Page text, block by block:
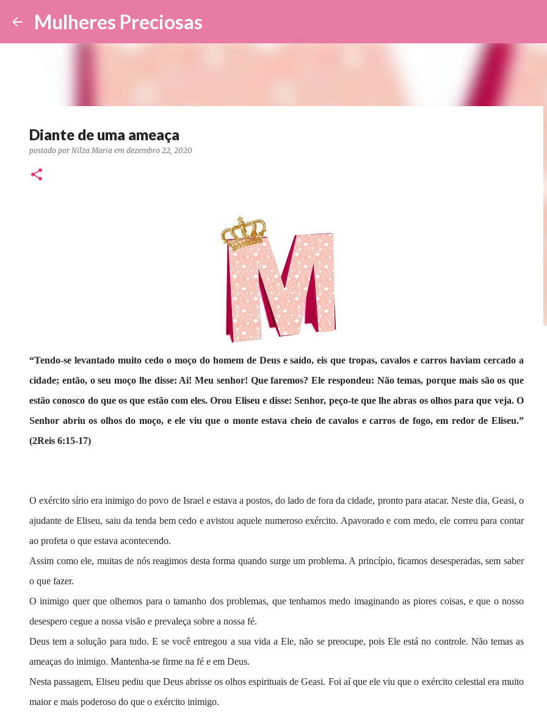
Mulheres Preciosas
Diante de uma ameaça
postado por Nilza Maria em dezembro 22, 2020
“Tendo-se levantado muito cedo o moço do homem de Deus e saído, eis que tropas, cavalos e carros haviam cercado a
cidade; então, o seu moço lhe disse: Ai! Meu senhor! Que faremos? Ele respondeu: Não temas, porque mais são os que
estão conosco do que os que estão com eles. Orou Eliseu e disse: Senhor, peço-te que lhe abras os olhos para que veja. O
Senhor abriu os olhos do moço, e ele viu que o monte estava cheio de cavalos e carros de fogo, em redor de Eliseu.”
(2Reis 6:15-17)
O exército sírio era inimigo do povo de Israel e estava a postos, do lado de fora da cidade, pronto para atacar. Neste dia, Geasi, o
ajudante de Eliseu, saiu da tenda bem cedo e avistou aquele numeroso exército. Apavorado e com medo, ele correu para contar
ao profeta o que estava acontecendo.
Assim como ele, muitas de nós reagimos desta forma quando surge um problema. A princípio, ficamos desesperadas, sem saber
o que fazer.
O inimigo quer que olhemos para o tamanho dos problemas, que tenhamos medo imaginando as piores coisas, e que o nosso
desespero cegue a nossa visão e prevaleça sobre a nossa fé.
Deus tem a solução para tudo. E se você entregou a sua vida a Ele, não se preocupe, pois Ele está no controle. Não temas as
ameaças do inimigo. Mantenha-se firme na fé e em Deus.
Nesta passagem, Eliseu pediu que Deus abrisse os olhos espirituais de Geasi. Foi aí que ele viu que o exército celestial era muito
maior e mais poderoso do que o exército inimigo.